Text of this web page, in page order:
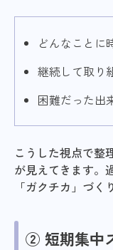
どんなことに
継続して取り
困難だった出
こうした視点で整
が見えてきます。
「ガクチカ」づく
② 短期集中